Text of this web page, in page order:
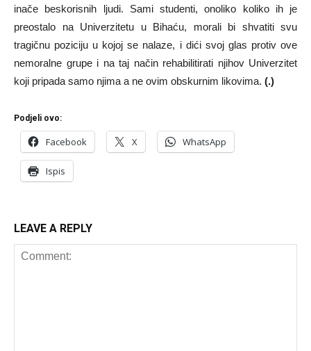
inače beskorisnih ljudi. Sami studenti, onoliko koliko ih je
preostalo na Univerzitetu u Bihaću, morali bi shvatiti svu
tragičnu poziciju u kojoj se nalaze, i dići svoj glas protiv ove
nemoralne grupe i na taj način rehabilitirati njihov Univerzitet
koji pripada samo njima a ne ovim obskurnim likovima. (.)
Podjeli ovo:
Facebook X WhatsApp
Ispis
LEAVE A REPLY